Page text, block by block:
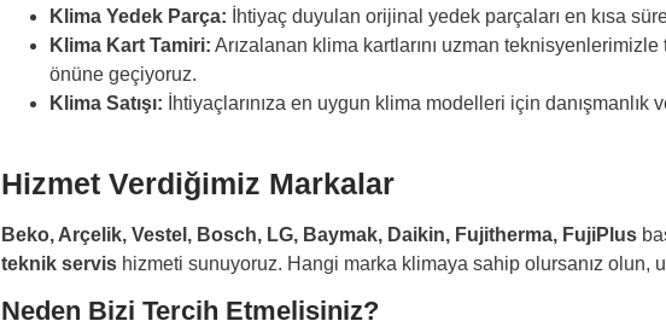
Klima Yedek Parça: İhtiyaç duyulan orijinal yedek parçaları en kısa
Klima Kart Tamiri: Arızalanan klima kartlarını uzman
önüne geçiyoruz.
Klima Satışı: İhtiyaçlarınıza en uygun klima modelleri için danışmanlık
Hizmet Verdiğimiz Markalar
Beko, Arçelik, Vestel, Bosch, LG, Baymak, Daikin, Fujitherma, FujiPlus
teknik servis hizmeti sunuyoruz. Hangi marka klimaya sahip olursanız olun,
Neden Bizi Tercih Etmelisiniz?